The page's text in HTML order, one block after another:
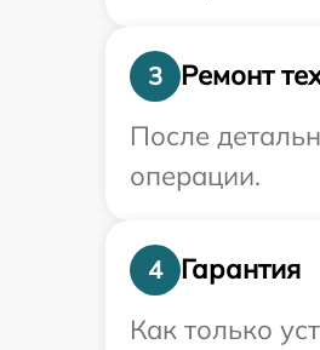
3
Ремонт
После
операции.
4
Гарантия
Как только